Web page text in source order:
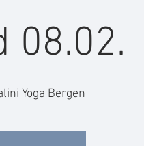
08.02.
Yoga Bergen